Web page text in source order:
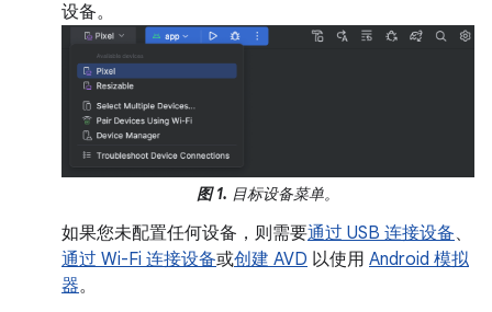
设备。
图 1. 目标设备菜单。
如果您未配置任何设备，则需要通过 USB 连接设备、
通过 Wi-Fi 连接设备或创建 AVD 以使用 Android 模拟
器。